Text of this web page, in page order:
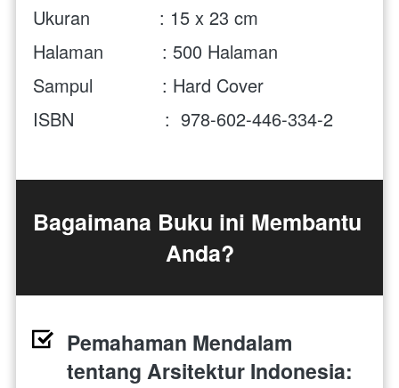
Ukuran             : 15 x 23 cm
Halaman           : 500 Halaman
Sampul             : Hard Cover
ISBN                 : 978-602-446-334-2
Bagaimana Buku ini Membantu
Anda?
Pemahaman Mendalam
tentang Arsitektur Indonesia: